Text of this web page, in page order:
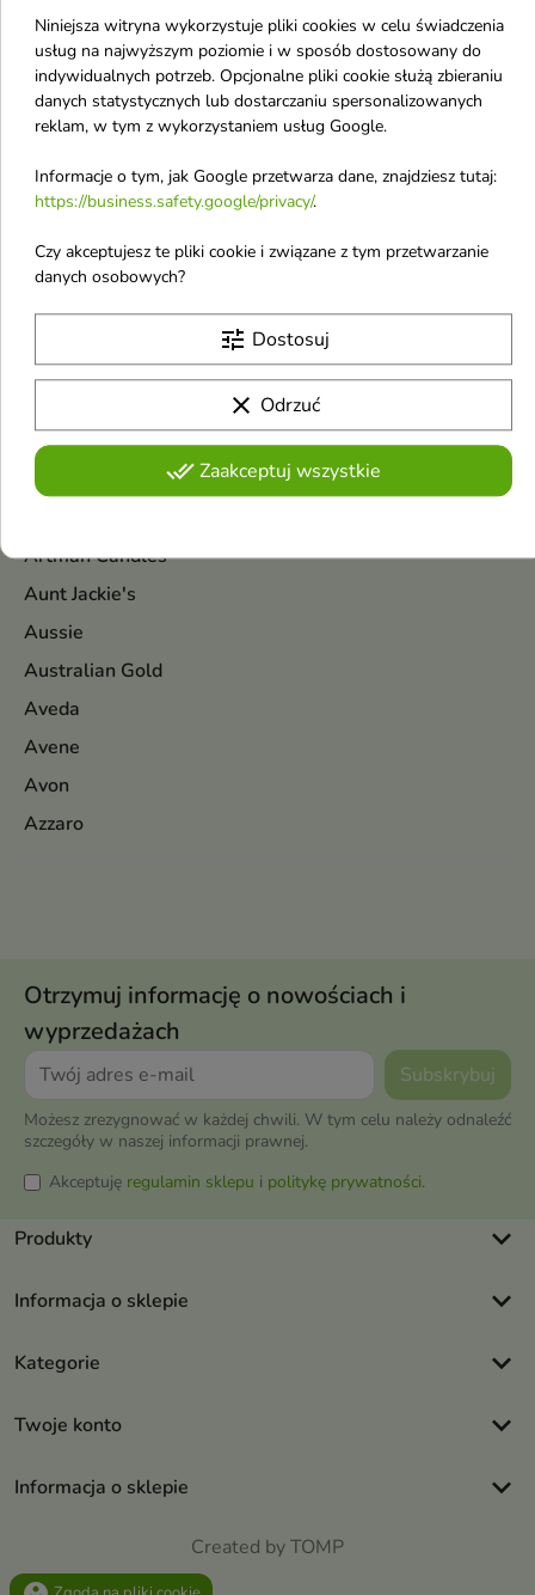
Antonio Banderas
Anua
Anwen
Apieu
Apis
APLB
Aquolina
Ardell
Ariana Grande
Armani
Aroma
Artman Candles
Aunt Jackie's
Aussie
Australian Gold
Aveda
Avene
Avon
Azzaro
Otrzymuj informację o nowościach i
wyprzedażach
Możesz zrezygnować w każdej chwili. W tym celu należy odnaleźć
szczegóły w naszej informacji prawnej.
Akceptuję regulamin sklepu i politykę prywatności.
Produkty keyboard_arrow_down
Informacja o sklepie keyboard_arrow_down
Kategorie keyboard_arrow_down
Twoje konto keyboard_arrow_down
Informacja o sklepie keyboard_arrow_down
Created by TOMP
Niniejsza witryna wykorzystuje pliki cookies w celu świadczenia
usług na najwyższym poziomie i w sposób dostosowany do
indywidualnych potrzeb. Opcjonalne pliki cookie służą zbieraniu
danych statystycznych lub dostarczaniu spersonalizowanych
reklam, w tym z wykorzystaniem usług Google.
Informacje o tym, jak Google przetwarza dane, znajdziesz tutaj:
https://business.safety.google/privacy/.
Czy akceptujesz te pliki cookie i związane z tym przetwarzanie
danych osobowych?
tune Dostosuj
clear Odrzuć
done_allZaakceptuj wszystkie